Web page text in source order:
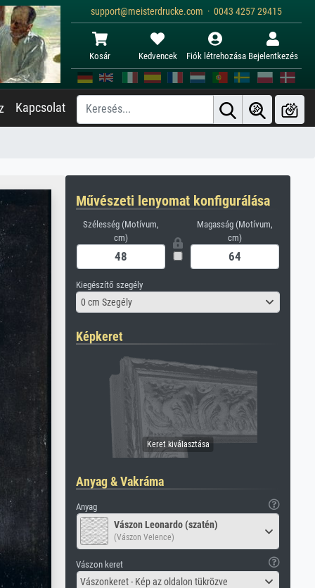
support@meisterdrucke.com · 0043 4257 29415
Kosár Kedvencek Fiók létrehozása Bejelentkezés
Kapcsolat
Művészeti lenyomat konfigurálása
Szélesség (Motívum,
cm)
Magasság (Motívum,
cm)
Kiegészítő szegély
0 cm Szegély
Képkeret
Anyag & Vakráma
Anyag
Vászon Leonardo (szatén)
(Vászon Velence)
Vászon keret
Vászonkeret - Kép az oldalon tükrözve